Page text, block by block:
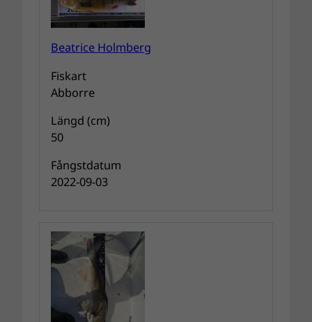
Beatrice Holmberg
Fiskart
Abborre
Längd (cm)
50
Fångstdatum
2022-09-03